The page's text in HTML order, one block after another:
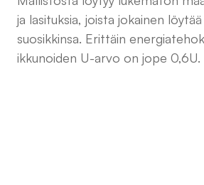
ja lasituksia, joista jokainen
suosikkinsa. Erittäin
ikkunoiden U-arvo on jope 0,6U.